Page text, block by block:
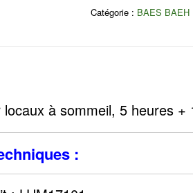
Catégorie : BAES BAEH
à sommeil, 5 heures
: